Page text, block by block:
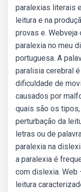
paralexias literais
leitura e na
provas e.
paralexia no meu
portuguesa. A
paralisia cerebral
dificuldade de
causados por
quais são os
perturbação da
letras ou de
paralexia na
a paralexia é
com dislexia. Web
leitura